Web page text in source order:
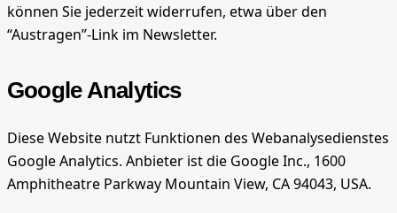
können Sie jederzeit widerrufen, etwa über den
“Austragen”-Link im Newsletter.
Google Analytics
Diese Website nutzt Funktionen des Webanalysedienstes
Google Analytics. Anbieter ist die Google Inc., 1600
Amphitheatre Parkway Mountain View, CA 94043, USA.